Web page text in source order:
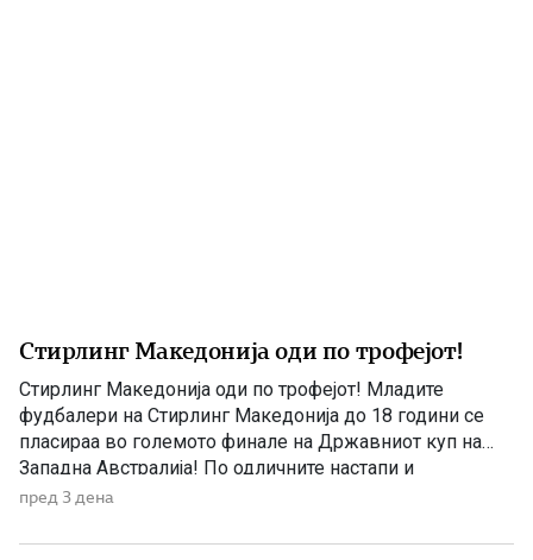
Стирлинг Македонија оди по трофејот!
Стирлинг Македонија оди по трофејот! Младите
фудбалери на Стирлинг Македонија до 18 години се
пласираа во големото финале на Државниот куп на
Западна Австралија! По одличните настапи и
заслужената победа од 2:0 над Перт Ред Стар во
пресметка – борбата за шампионскиот пехар против
пред 3 дена